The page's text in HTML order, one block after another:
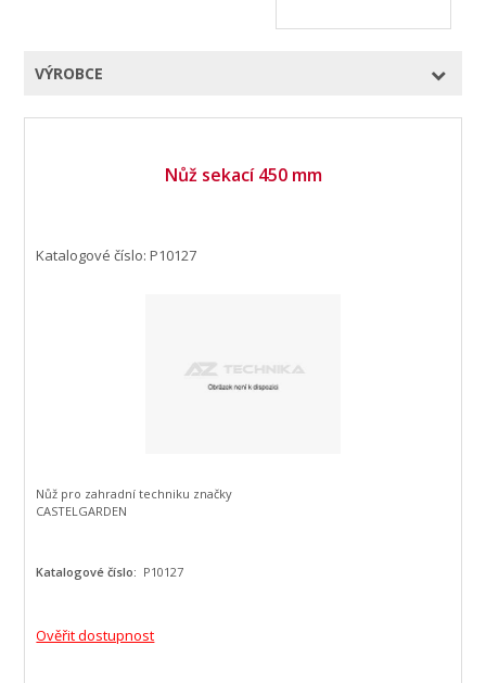
VÝROBCE
Nůž sekací 450 mm
Katalogové číslo: P10127
Ověřit dostupnost
Nůž pro zahradní techniku značky
CASTELGARDEN
Katalogové číslo: P10127